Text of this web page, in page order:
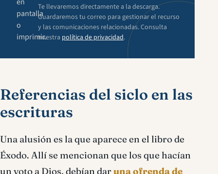
pantalla
o
imprimir.
Te llevaremos directamente a la descarga.
Guardaremos tu correo para gestionar el recurso
y las comunicaciones relacionadas. Consulta
nuestra política de privacidad.
Referencias del siclo en las
escrituras
Una alusión es la que aparece en el libro de
Éxodo. Allí se mencionan que los que hacían
un voto a Dios, debían daruna ofrenda de